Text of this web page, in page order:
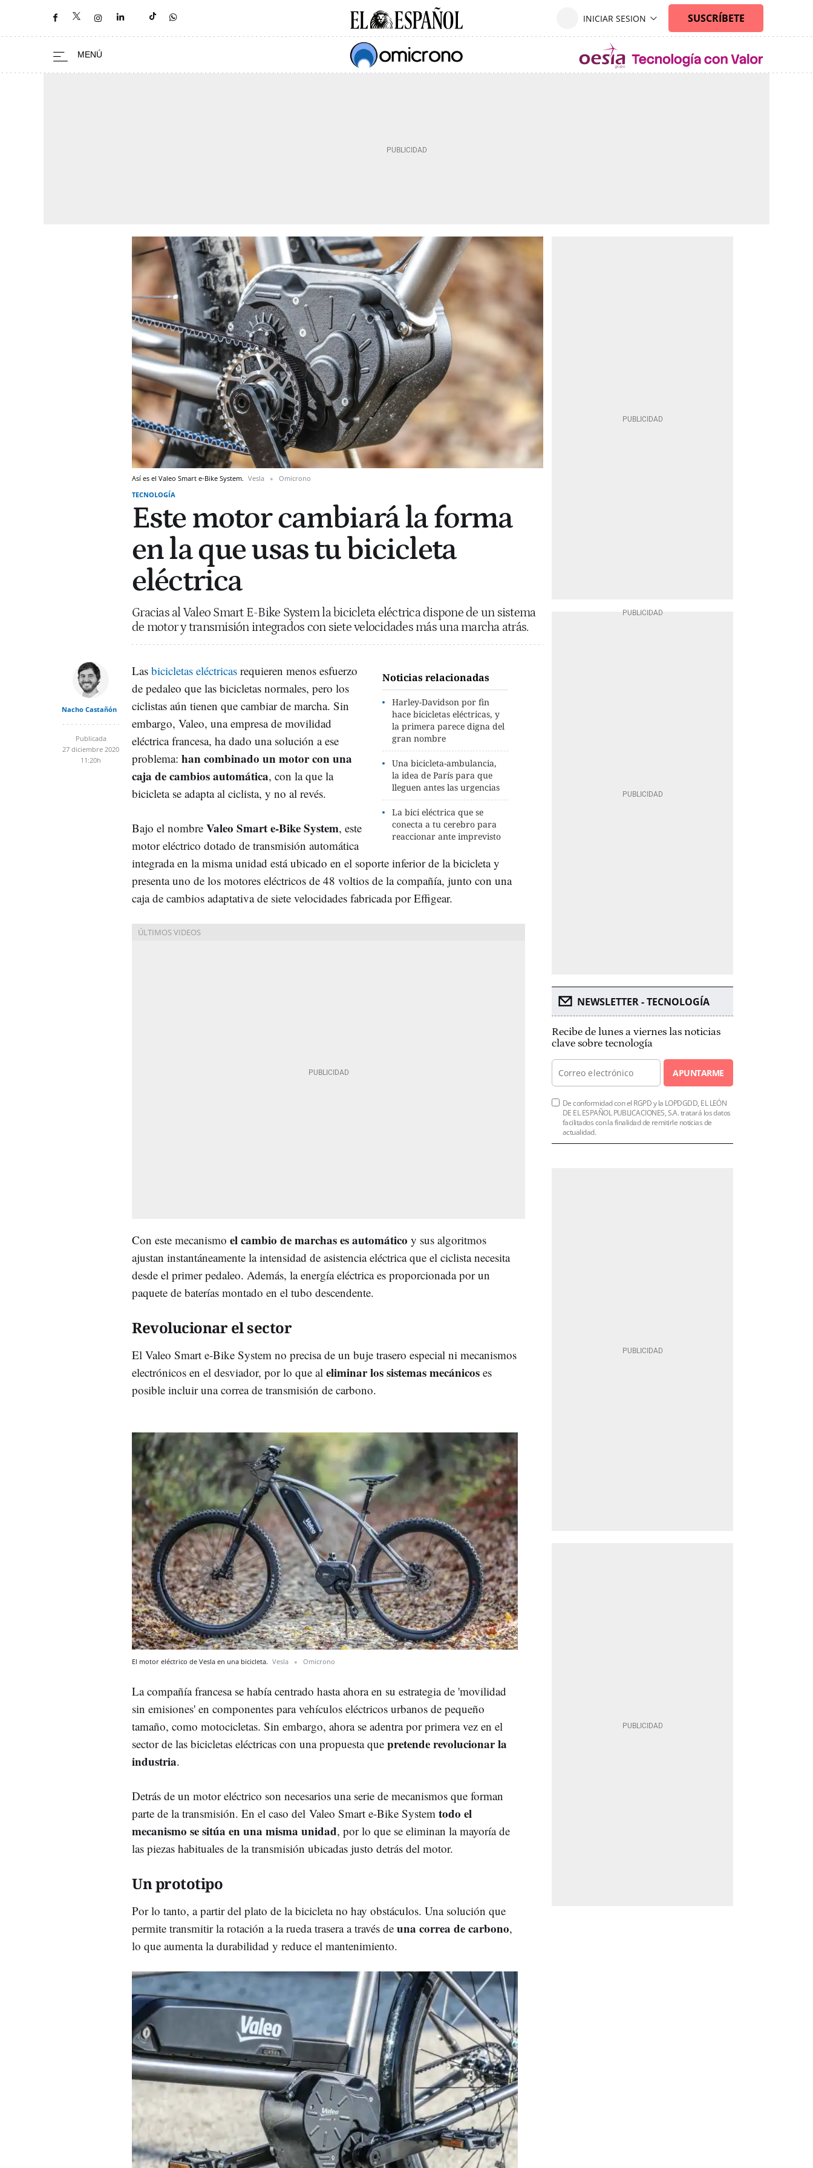
Así es el Valeo Smart e-Bike System. Vesla
Omicrono
TECNOLOGÍA
Este motor cambiará la forma
en la que usas tu bicicleta
eléctrica
Gracias al Valeo Smart E-Bike System la bicicleta eléctrica dispone de un sistema
de motor y transmisión integrados con siete velocidades más una marcha atrás.
Nacho Castañón
Publicada
27 diciembre 2020
11:20h
Noticias relacionadas
Harley-Davidson por fin
hace bicicletas eléctricas, y
la primera parece digna del
gran nombre
Una bicicleta-ambulancia,
la idea de París para que
lleguen antes las urgencias
La bici eléctrica que se
conecta a tu cerebro para
reaccionar ante imprevisto
Las bicicletas eléctricas requieren menos esfuerzo
de pedaleo que las bicicletas normales, pero los
ciclistas aún tienen que cambiar de marcha. Sin
embargo, Valeo, una empresa de movilidad
eléctrica francesa, ha dado una solución a ese
problema: han combinado un motor con una
caja de cambios automática, con la que la
bicicleta se adapta al ciclista, y no al revés.
Bajo el nombre Valeo Smart e-Bike System, este
motor eléctrico dotado de transmisión automática
integrada en la misma unidad está ubicado en el soporte inferior de la bicicleta y
presenta uno de los motores eléctricos de 48 voltios de la compañía, junto con una
caja de cambios adaptativa de siete velocidades fabricada por Effigear.
Con este mecanismo el cambio de marchas es automático y sus algoritmos
ajustan instantáneamente la intensidad de asistencia eléctrica que el ciclista necesita
desde el primer pedaleo. Además, la energía eléctrica es proporcionada por un
paquete de baterías montado en el tubo descendente.
Revolucionar el sector
El Valeo Smart e-Bike System no precisa de un buje trasero especial ni mecanismos
electrónicos en el desviador, por lo que al eliminar los sistemas mecánicos es
posible incluir una correa de transmisión de carbono.
El motor eléctrico de Vesla en una bicicleta. Vesla Omicrono
La compañía francesa se había centrado hasta ahora en su estrategia de 'movilidad
sin emisiones' en componentes para vehículos eléctricos urbanos de pequeño
tamaño, como motocicletas. Sin embargo, ahora se adentra por primera vez en el
sector de las bicicletas eléctricas con una propuesta que pretende revolucionar la
industria.
Detrás de un motor eléctrico son necesarios una serie de mecanismos que forman
parte de la transmisión. En el caso del Valeo Smart e-Bike System todo el
mecanismo se sitúa en una misma unidad, por lo que se eliminan la mayoría de
las piezas habituales de la transmisión ubicadas justo detrás del motor.
Un prototipo
Por lo tanto, a partir del plato de la bicicleta no hay obstáculos. Una solución que
permite transmitir la rotación a la rueda trasera a través de una correa de carbono,
lo que aumenta la durabilidad y reduce el mantenimiento.
NEWSLETTER - TECNOLOGÍA
Recibe de lunes a viernes las noticias
clave sobre tecnología
APUNTARME
De conformidad con el RGPD y la LOPDGDD, EL LEÓN
DE EL ESPAÑOL PUBLICACIONES, S.A. tratará los datos
facilitados con la finalidad de remitirle noticias de
actualidad.